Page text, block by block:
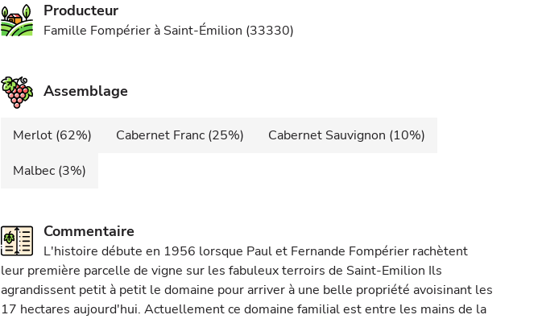
Producteur
Famille Fompérier à Saint-Émilion (33330)
Assemblage
Merlot (62%) Cabernet Franc (25%)
Cabernet Sauvignon (10%)
Malbec (3%)
Commentaire
L'histoire débute en 1956 lorsque Paul et Fernande Fompérier rachètent
leur première parcelle de vigne sur les fabuleux terroirs de Saint-Emilion Ils
agrandissent petit à petit le domaine pour arriver à une belle propriété avoisinant les
17 hectares aujourd'hui. Actuellement ce domaine familial est entre les mains de la